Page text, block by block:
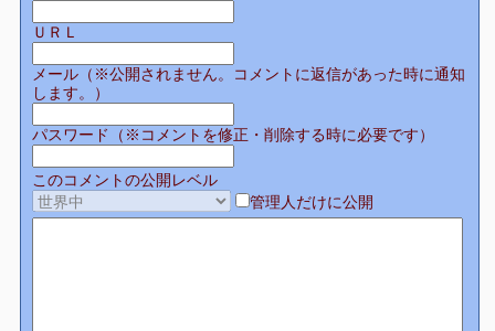
ＵＲＬ
メール（※公開されません。コメントに返信があった時に通知
します。）
パスワード（※コメントを修正・削除する時に必要です）
このコメントの公開レベル
管理人だけに公開